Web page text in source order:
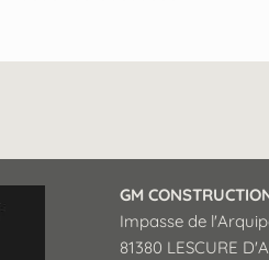
GM
Impasse de
81380 LESCURE